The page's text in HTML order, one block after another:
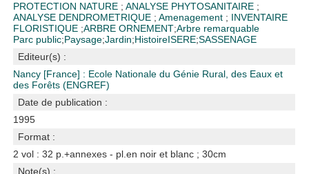
PROTECTION NATURE ;ANALYSE PHYTOSANITAIRE ;
ANALYSE DENDROMETRIQUE ;Amenagement ; INVENTAIRE
FLORISTIQUE ;ARBRE ORNEMENT;Arbre remarquable
Parc public;Paysage;Jardin;HistoireISERE;SASSENAGE
Editeur(s) :
Nancy [France] : Ecole Nationale du Génie Rural, des Eaux et
des Forêts (ENGREF)
Date de publication :
1995
Format :
2 vol : 32 p.+annexes - pl.en noir et blanc ; 30cm
Note(s) :